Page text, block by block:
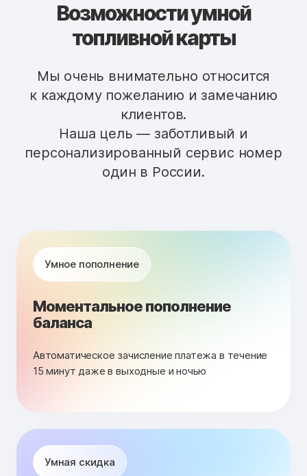
Возможности умной
топливной карты
Мы очень внимательно относится
к каждому пожеланию и замечанию
клиентов.
Наша цель — заботливый и
персонализированный сервис номер
один в России.
Умное пополнение
Моментальное пополнение
баланса
Автоматическое зачисление платежа в течение
15 минут даже в выходные и ночью
Умная скидка